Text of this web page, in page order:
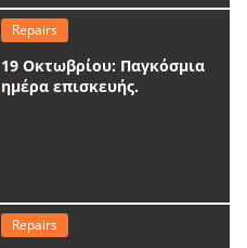
Repairs
19 Οκτωβρίου: Παγκόσμια
ημέρα επισκευής.
Repairs